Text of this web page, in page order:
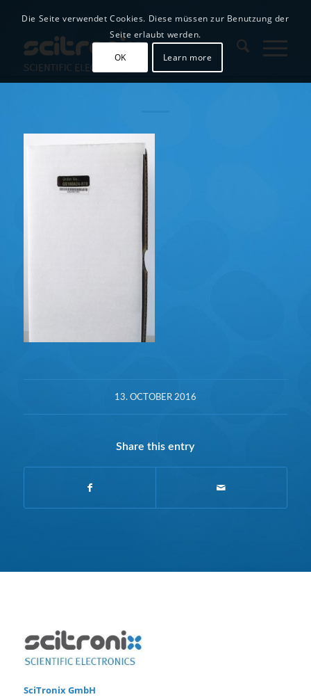
13. OCTOBER 2016
Share this entry
SciTronix GmbH
Die Seite verwendet Cookies. Diese müssen zur Benutzung der
Seite erlaubt werden.
OK
Learn more